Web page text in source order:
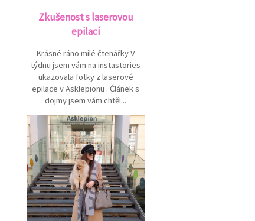
Zkušenost s laserovou
epilací
Krásné ráno milé čtenářky V
týdnu jsem vám na instastories
ukazovala fotky z laserové
epilace v Asklepionu . Článek s
dojmy jsem vám chtěl...